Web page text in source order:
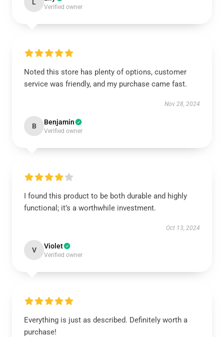
L
Verified owner
Noted this store has plenty of options, customer
service was friendly, and my purchase came fast.
Nov 28, 2024
B Benjamin
Verified owner
I found this product to be both durable and highly
functional; it’s a worthwhile investment.
Oct 13, 2024
V Violet
Verified owner
Everything is just as described. Definitely worth a
purchase!